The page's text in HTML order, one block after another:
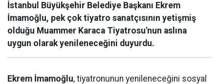
İstanbul Büyükşehir Belediye Başkanı Ekrem
İmamoğlu, pek çok tiyatro sanatçısının yetişmiş
olduğu Muammer Karaca Tiyatrosu'nun aslına
uygun olarak yenileneceğini duyurdu.
Ekrem İmamoğlu, tiyatronunun yenileneceğini sosyal